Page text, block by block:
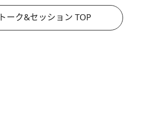
トーク&セッション TOP